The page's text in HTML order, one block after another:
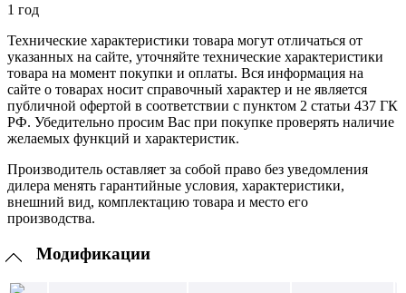
1 год
Технические характеристики товара могут отличаться от
указанных на сайте, уточняйте технические характеристики
товара на момент покупки и оплаты. Вся информация на
сайте о товарах носит справочный характер и не является
публичной офертой в соответствии с пунктом 2 статьи 437 ГК
РФ. Убедительно просим Вас при покупке проверять наличие
желаемых функций и характеристик.
Производитель оставляет за собой право без уведомления
дилера менять гарантийные условия, характеристики,
внешний вид, комплектацию товара и место его
производства.
Модификации